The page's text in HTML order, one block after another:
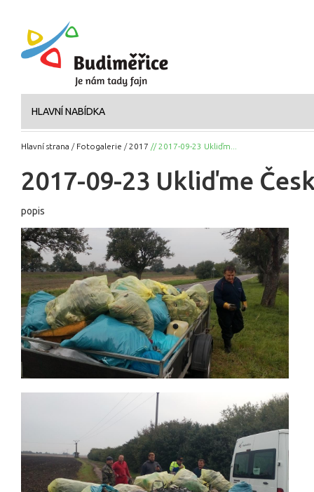
HLAVNÍ NABÍDKA
Hlavní strana / Fotogalerie /2017 // 2017-09-23 Ukliďm...
2017-09-23 Ukliďme
popis